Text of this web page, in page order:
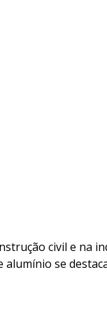
civil e na
se